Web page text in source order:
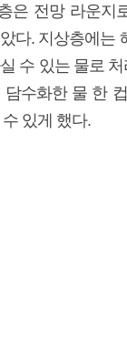
은 전망 라운지
다. 지상층에는
수 있는 물로
담수화한 물 한
있게 했다.